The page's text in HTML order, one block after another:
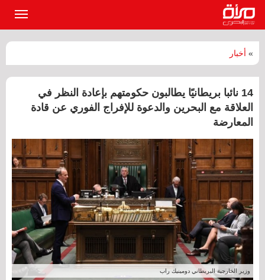
» أخبار
14 نائبا بريطانيًا يطالبون حكومتهم بإعادة النظر في
العلاقة مع البحرين والدعوة للإفراج الفوري عن قادة
المعارضة
وزير الخارجية البريطاني دومينيك راب